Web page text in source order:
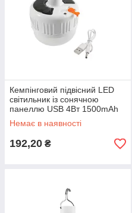
Кемпінговий підвісний LED
світильник із сонячною
панеллю USB 4Вт 1500mAh
Немає в наявності
192,20 ₴